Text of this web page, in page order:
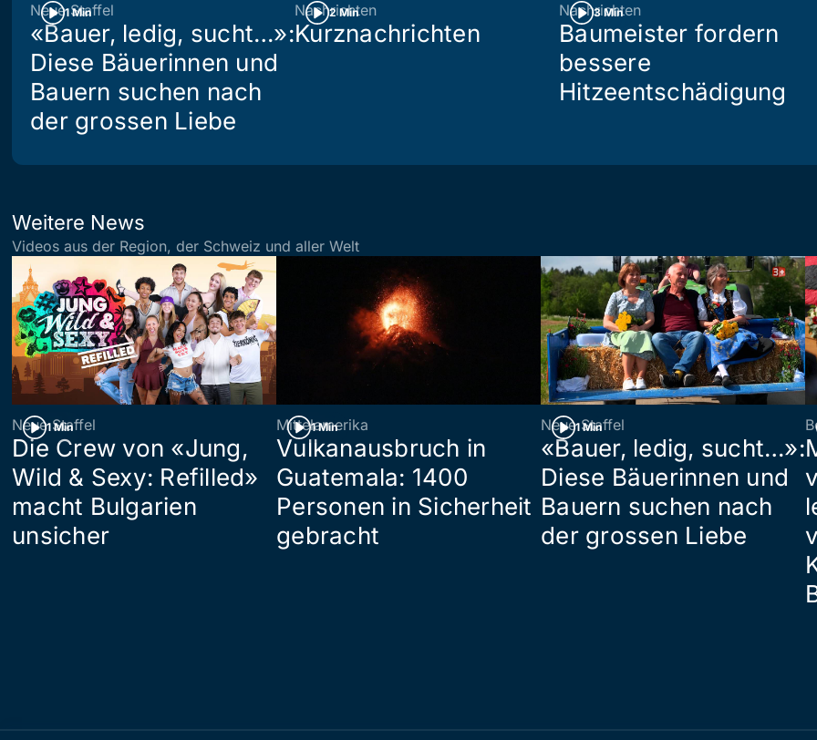
1 Min
Neue Staffel
«Bauer, ledig, sucht…»:
Diese Bäuerinnen und
Bauern suchen nach
der grossen Liebe
2 Min
Nachrichten
Kurznachrichten
3 Min
Nachrichten
Baumeister fordern
bessere
Hitzeentschädigung
Weitere News
Videos aus der Region, der Schweiz und aller Welt
1 Min
Neue Staffel
Die Crew von «Jung,
Wild & Sexy: Refilled»
macht Bulgarien
unsicher
1 Min
Mittelamerika
Vulkanausbruch in
Guatemala: 1400
Personen in Sicherheit
gebracht
1 Min
Neue Staffel
«Bauer, ledig, sucht…»:
Diese Bäuerinnen und
Bauern suchen nach
der grossen Liebe